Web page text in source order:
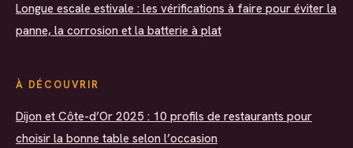
Longue escale estivale : les vérifications à faire pour éviter la
panne, la corrosion et la batterie à plat
À DÉCOUVRIR
Dijon et Côte-d’Or 2025 : 10 profils de restaurants pour
choisir la bonne table selon l’occasion